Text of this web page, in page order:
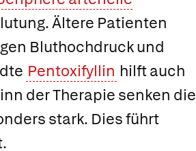
Ältere Patienten
Bluthochdruck und
Pentoxifyllin hilft auch
der Therapie senken die
stark. Dies führt